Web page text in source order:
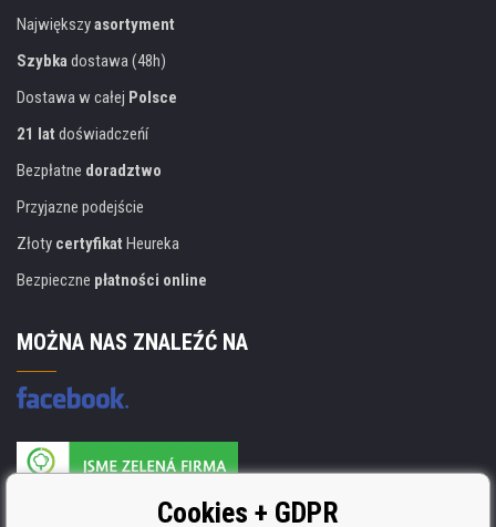
Największyasortyment
Szybkadostawa (48h)
Dostawa w całej Polsce
21 lat doświadczeńí
Bezpłatne doradztwo
Przyjazne podejście
Złoty certyfikat Heureka
Bezpieczne płatności online
MOŻNA NAS ZNALEŹĆ NA
Producent wkładów posiada certyfikat
Cookies + GDPR